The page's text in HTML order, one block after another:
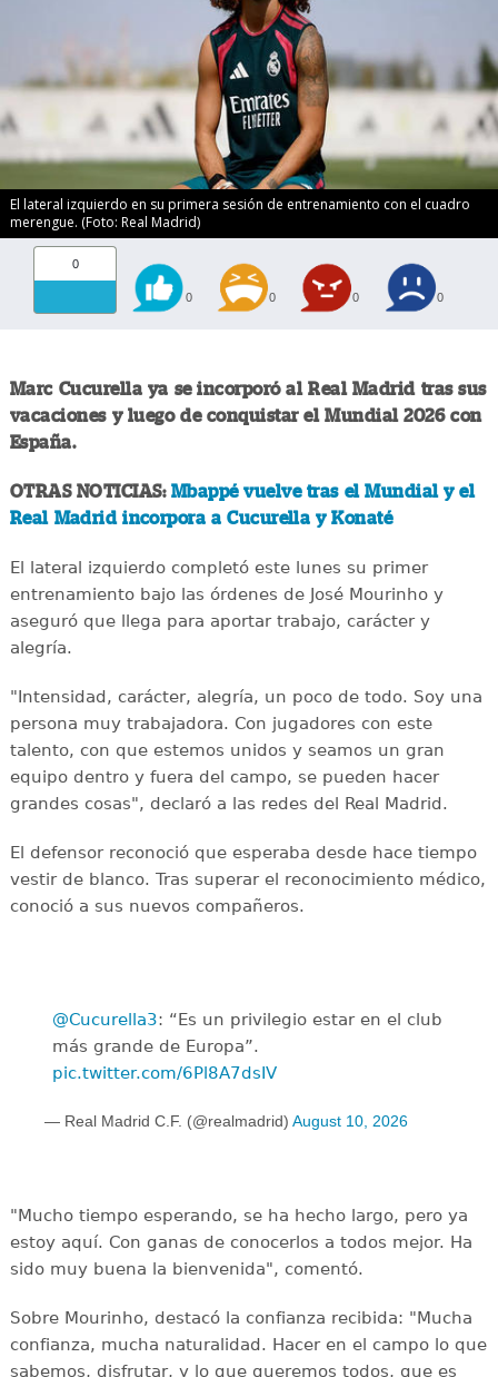
El lateral izquierdo en su primera sesión de entrenamiento con el cuadro
merengue. (Foto: Real Madrid)
0
0 0 0 0
Marc Cucurella ya se incorporó al Real Madrid tras sus
vacaciones y luego de conquistar el Mundial 2026 con
España.
OTRAS NOTICIAS: Mbappé vuelve tras el Mundial y el
Real Madrid incorpora a Cucurella y Konaté
El lateral izquierdo completó este lunes su primer
entrenamiento bajo las órdenes de José Mourinho y
aseguró que llega para aportar trabajo, carácter y
alegría.
"Intensidad, carácter, alegría, un poco de todo. Soy una
persona muy trabajadora. Con jugadores con este
talento, con que estemos unidos y seamos un gran
equipo dentro y fuera del campo, se pueden hacer
grandes cosas", declaró a las redes del Real Madrid.
El defensor reconoció que esperaba desde hace tiempo
vestir de blanco. Tras superar el reconocimiento médico,
conoció a sus nuevos compañeros.
@Cucurella3: “Es un privilegio estar en el club
más grande de Europa”.
pic.twitter.com/6Pl8A7dsIV
— Real Madrid C.F. (@realmadrid) August 10, 2026
"Mucho tiempo esperando, se ha hecho largo, pero ya
estoy aquí. Con ganas de conocerlos a todos mejor. Ha
sido muy buena la bienvenida", comentó.
Sobre Mourinho, destacó la confianza recibida: "Mucha
confianza, mucha naturalidad. Hacer en el campo lo que
sabemos, disfrutar, y lo que queremos todos, que es